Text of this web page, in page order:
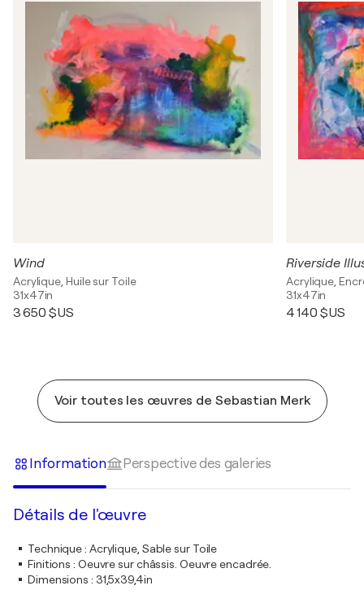
Wind
Acrylique, Huile sur Toile
31x47in
3 650 $US
Riverside
Acrylique,
31x47in
4 140 $US
Voir toutes les œuvres de Sebastian Merk
Information Perspective des galeries
Détails de l'œuvre
Technique: Acrylique, Sable sur Toile
Finitions : Oeuvre sur châssis. Oeuvre encadrée.
Dimensions : 31,5x39,4in